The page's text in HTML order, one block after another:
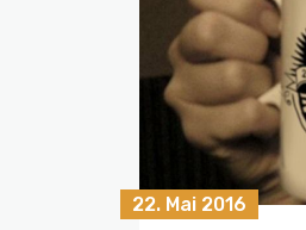
22. Mai 2016